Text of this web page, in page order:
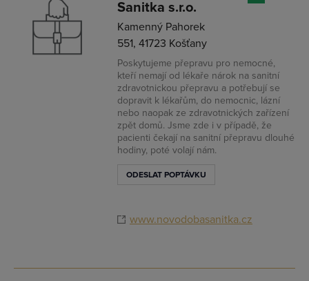
Sanitka s.r.o.
Kamenný Pahorek
551, 41723 Košťany
Poskytujeme přepravu pro nemocné,
kteří nemají od lékaře nárok na sanitní
zdravotnickou přepravu a potřebují se
dopravit k lékařům, do nemocnic, lázní
nebo naopak ze zdravotnických zařízení
zpět domů. Jsme zde i v případě, že
pacienti čekají na sanitní přepravu dlouhé
hodiny, poté volají nám.
ODESLAT POPTÁVKU
www.novodobasanitka.cz